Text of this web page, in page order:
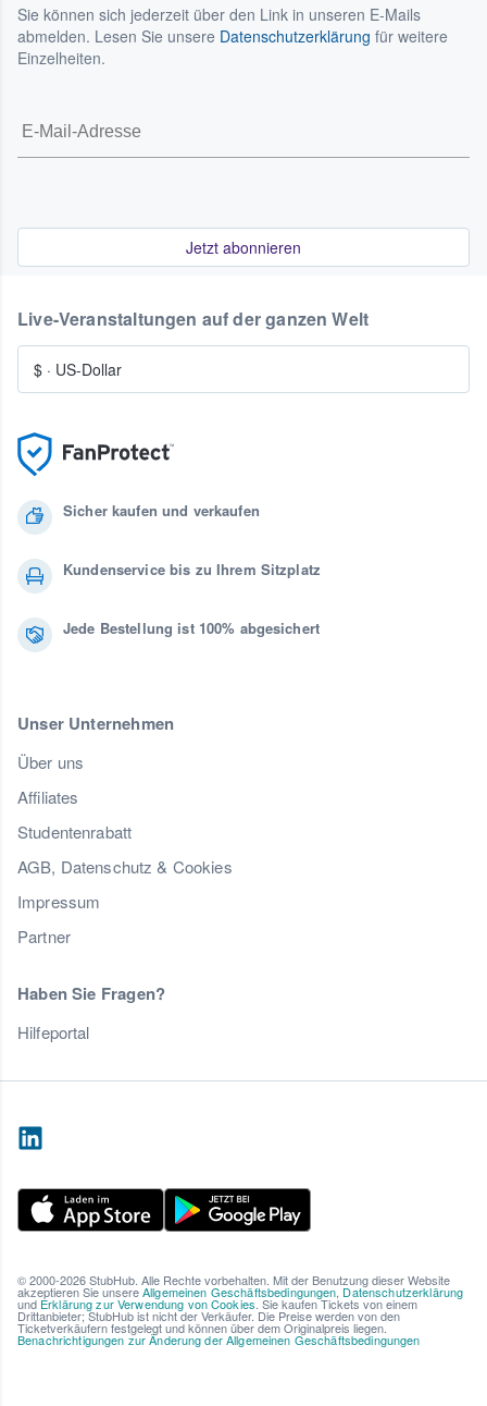
Sie können sich jederzeit über den Link in unseren E-Mails
abmelden. Lesen Sie unsere Datenschutzerklärung für weitere
Einzelheiten.
Jetzt abonnieren
Sicher kaufen und verkaufen
Kundenservice bis zu Ihrem Sitzplatz
Jede Bestellung ist 100% abgesichert
Unser Unternehmen
Über uns
Affiliates
Studentenrabatt
AGB, Datenschutz & Cookies
Impressum
Partner
Haben Sie Fragen?
Hilfeportal
Live-Veranstaltungen auf der ganzen Welt
$ · US-Dollar
© 2000-2026 StubHub. Alle Rechte vorbehalten. Mit der Benutzung dieser Website
akzeptieren Sie unsereAllgemeinen Geschäftsbedingungen, Datenschutzerklärung
und Erklärung zur Verwendung von Cookies. Sie kaufen Tickets von einem
Drittanbieter; StubHub ist nicht der Verkäufer. Die Preise werden von den
Ticketverkäufern festgelegt und können über dem Originalpreis liegen.
Benachrichtigungen zur Änderung der Allgemeinen Geschäftsbedingungen